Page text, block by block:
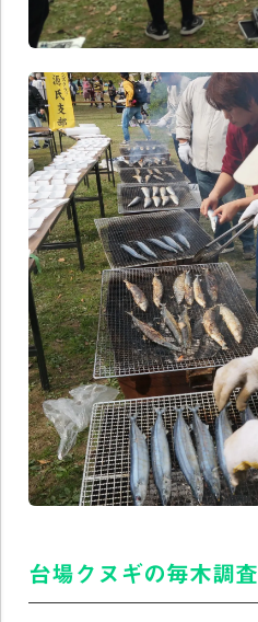
台場クヌギの毎木調査